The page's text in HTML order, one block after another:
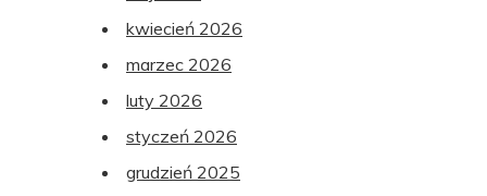
kwiecień 2026
marzec 2026
luty 2026
styczeń 2026
grudzień 2025